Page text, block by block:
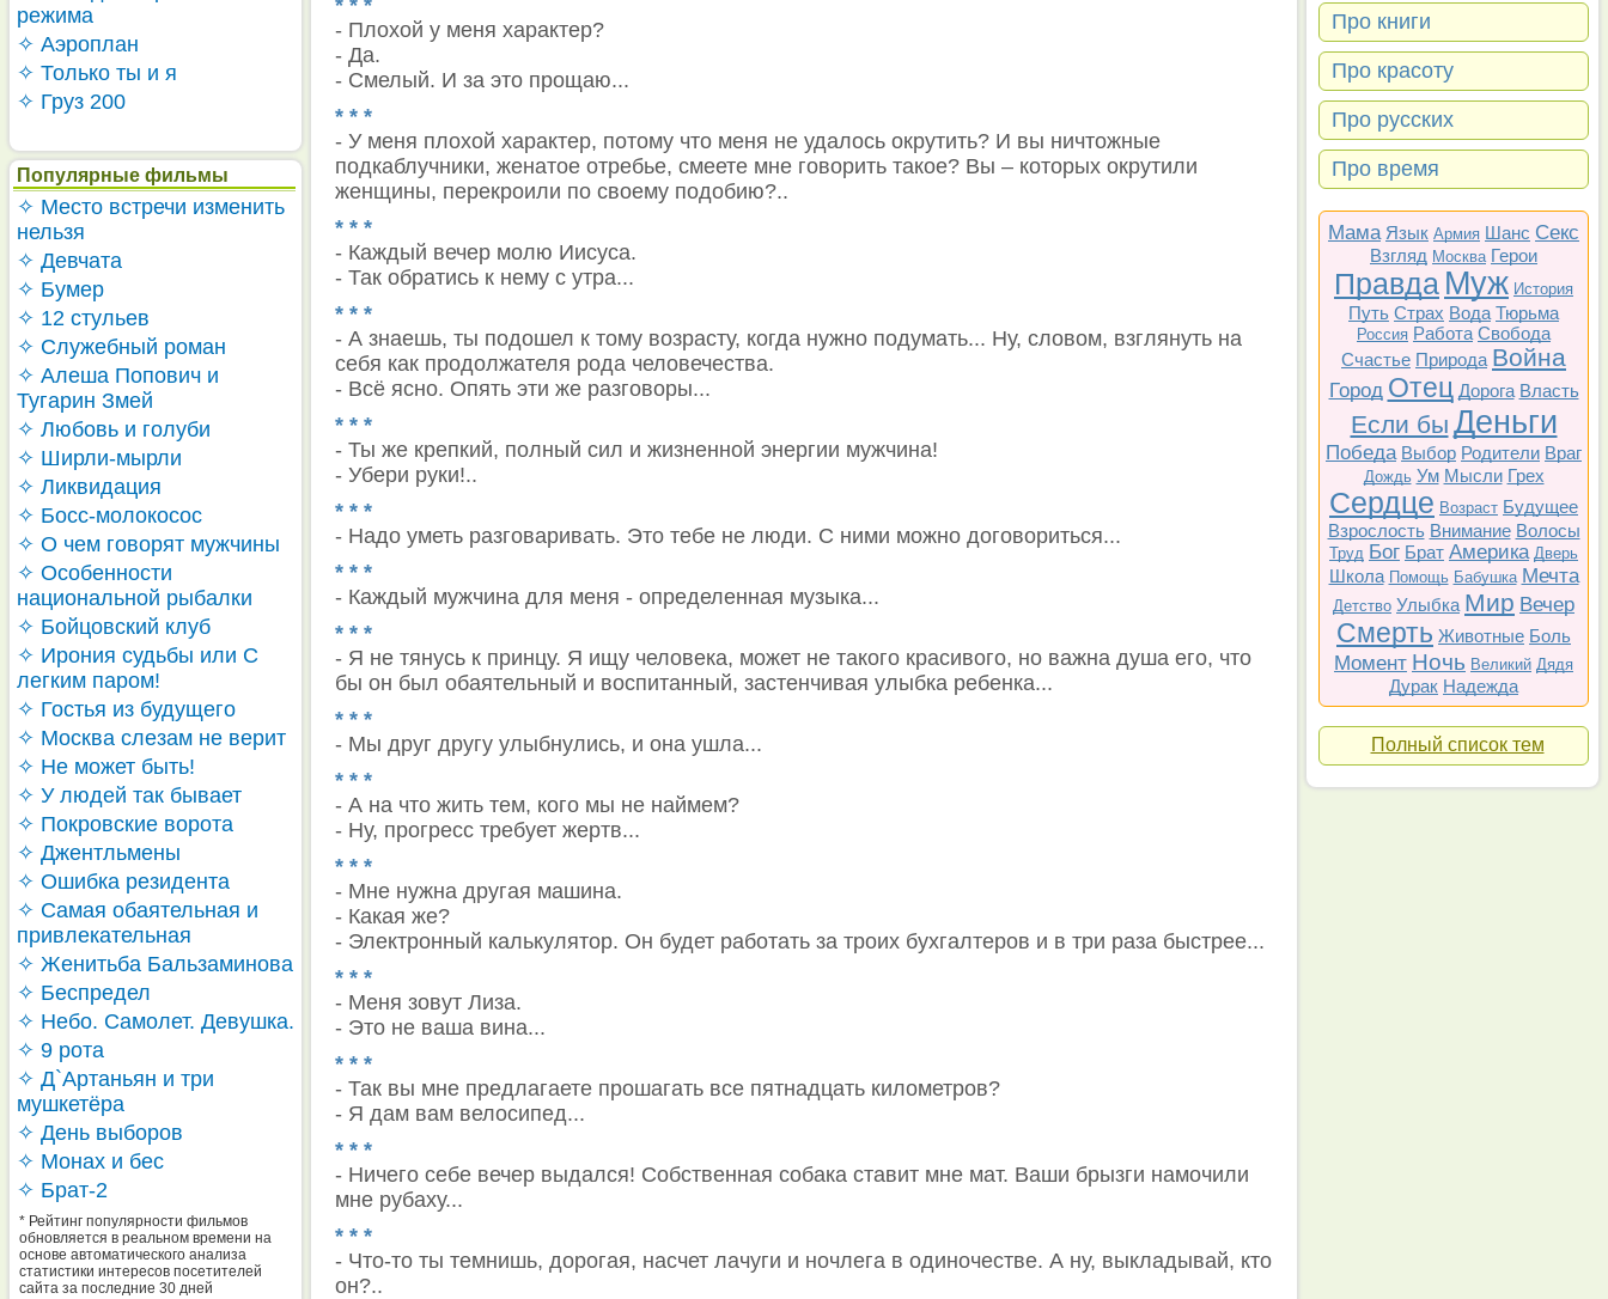
режима
✧ Аэроплан
✧ Только ты и я
✧ Груз 200
Популярные фильмы
✧ Место встречи изменить
нельзя
✧ Девчата
✧ Бумер
✧ 12 стульев
✧ Служебный роман
✧ Алеша Попович и
Тугарин Змей
✧ Любовь и голуби
✧ Ширли-мырли
✧ Ликвидация
✧ Босс-молокосос
✧ О чем говорят мужчины
✧ Особенности
национальной рыбалки
✧ Бойцовский клуб
✧ Ирония судьбы или С
легким паром!
✧ Гостья из будущего
✧ Москва слезам не верит
✧ Не может быть!
✧ У людей так бывает
✧ Покровские ворота
✧ Джентльмены
✧ Ошибка резидента
✧ Самая обаятельная и
привлекательная
✧ Женитьба Бальзаминова
✧ Беспредел
✧ Небо. Самолет. Девушка.
✧ 9 рота
✧ Д`Артаньян и три
мушкетёра
✧ День выборов
✧ Монах и бес
✧ Брат-2
* Рейтинг популярности фильмов
обновляется в реальном времени на
основе автоматического анализа
статистики интересов посетителей
сайта за последние 30 дней
Про книги
Про красоту
Про русских
Про время
Мама Язык Армия Шанс Секс
Взгляд Москва Герои
Правда Муж История
Путь Страх Вода Тюрьма
Россия Работа Свобода
Счастье Природа Война
Город Отец Дорога Власть
Если бы Деньги
Победа Выбор Родители Враг
Дождь Ум Мысли Грех
Сердце Возраст Будущее
Взрослость Внимание Волосы
Труд Бог Брат Америка Дверь
Школа Помощь Бабушка Мечта
Детство Улыбка Мир Вечер
Смерть Животные Боль
Момент Ночь Великий Дядя
Дурак Надежда
Полный список тем
* * *
- Плохой у меня характер?
- Да.
- Смелый. И за это прощаю...
* * *
- У меня плохой характер, потому что меня не удалось окрутить? И вы ничтожные
подкаблучники, женатое отребье, смеете мне говорить такое? Вы – которых окрутили
женщины, перекроили по своему подобию?..
* * *
- Каждый вечер молю Иисуса.
- Так обратись к нему с утра...
* * *
- А знаешь, ты подошел к тому возрасту, когда нужно подумать... Ну, словом, взглянуть на
себя как продолжателя рода человечества.
- Всё ясно. Опять эти же разговоры...
* * *
- Ты же крепкий, полный сил и жизненной энергии мужчина!
- Убери руки!..
* * *
- Надо уметь разговаривать. Это тебе не люди. С ними можно договориться...
* * *
- Каждый мужчина для меня - определенная музыка...
* * *
- Я не тянусь к принцу. Я ищу человека, может не такого красивого, но важна душа его, что
бы он был обаятельный и воспитанный, застенчивая улыбка ребенка...
* * *
- Мы друг другу улыбнулись, и она ушла...
* * *
- А на что жить тем, кого мы не наймем?
- Ну, прогресс требует жертв...
* * *
- Мне нужна другая машина.
- Какая же?
- Электронный калькулятор. Он будет работать за троих бухгалтеров и в три раза быстрее...
* * *
- Меня зовут Лиза.
- Это не ваша вина...
* * *
- Так вы мне предлагаете прошагать все пятнадцать километров?
- Я дам вам велосипед...
* * *
- Ничего себе вечер выдался! Собственная собака ставит мне мат. Ваши брызги намочили
мне рубаху...
* * *
- Что-то ты темнишь, дорогая, насчет лачуги и ночлега в одиночестве. А ну, выкладывай, кто
он?..